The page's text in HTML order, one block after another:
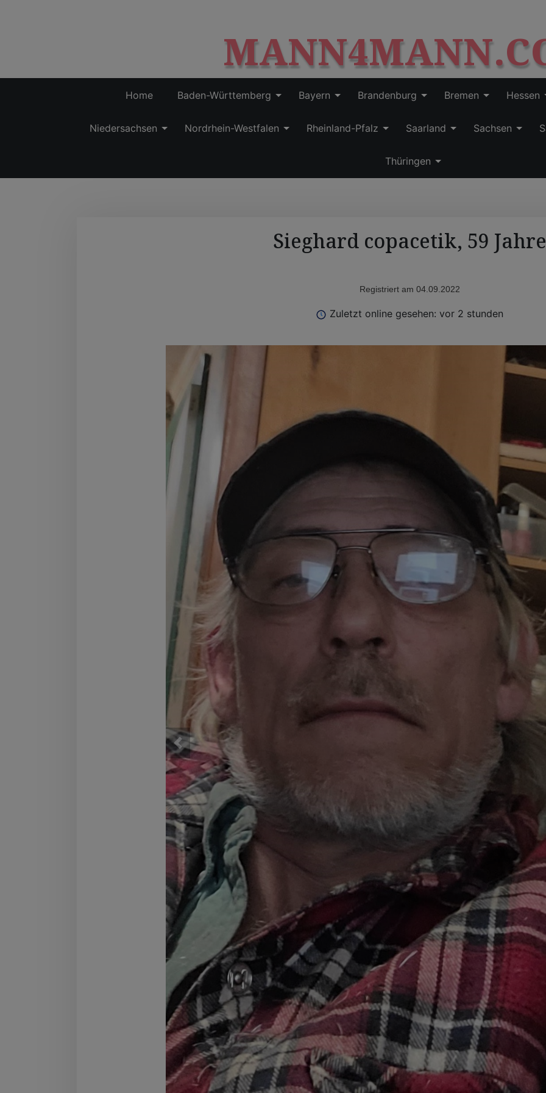
p
t
o
c
n
n
Home Baden-Württemberg Bayern Brandenburg Bremen Hessen
Niedersachsen Nordrhein-Westfalen Rheinland-Pfalz Saarland Sachsen
Thüringen
Sieghard copacetik, 59 Jahre
Registriert am 04.09.2022
Zuletzt online gesehen: vor 2 stunden